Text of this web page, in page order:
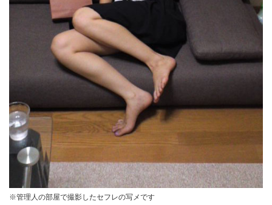
※管理人の部屋で撮影したセフレの写メです